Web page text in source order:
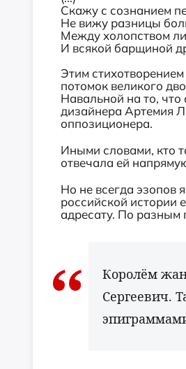
Скажу с сознанием
Не вижу разницы
Между холопством
И всякой барщиной
Этим
потомок великого
Навальной на то,
дизайнера Артемия
оппозиционера.
Иными словами, кто
отвечала ей
Но не всегда эзопов
российской истории
адресату. По разным
Королём
Сергеевич.